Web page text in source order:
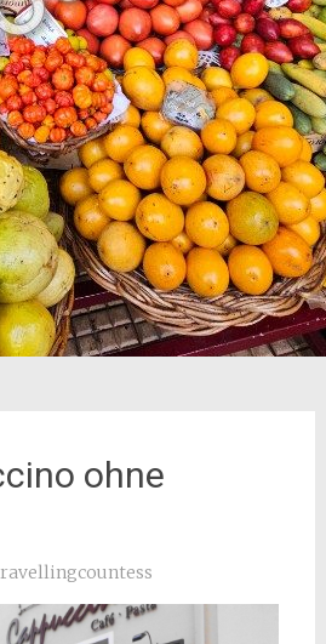
ohne